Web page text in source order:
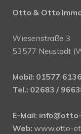
Otto & Otto
Wiesenstraße 3
53577 Neustadt
Mobil: 01577
Tel.: 02683 /
E-Mail:
Web: www.otto-